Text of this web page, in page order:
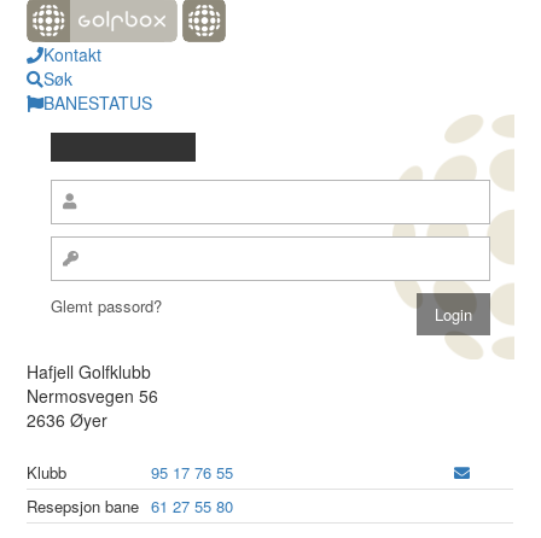
Kontakt
Søk
BANESTATUS
Glemt passord?
Hafjell Golfklubb
Nermosvegen 56
2636 Øyer
Klubb
95 17 76 55
Resepsjon bane 61 27 55 80